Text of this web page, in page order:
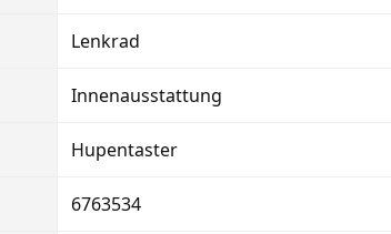
Lenkrad
Innenausstattung
Hupentaster
6763534